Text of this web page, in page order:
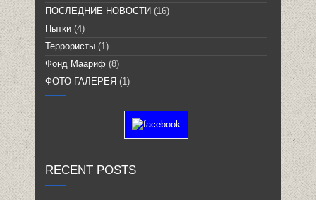
ПОСЛЕДНИЕ НОВОСТИ (16)
Пытки (4)
Террористы (1)
Фонд Маариф (8)
ФОТО ГАЛЕРЕЯ (1)
RECENT POSTS